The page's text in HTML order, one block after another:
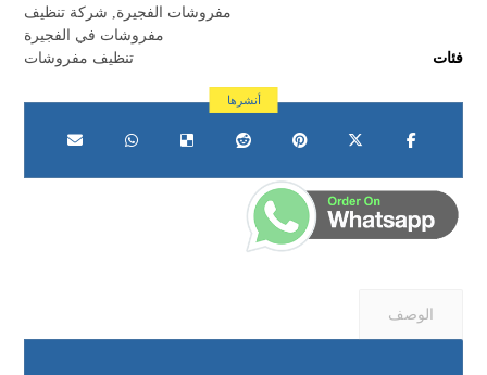
مفروشات الفجيرة
شركة تنظيف
مفروشات في الفجيرة
فئات
تنظيف مفروشات
الوصف